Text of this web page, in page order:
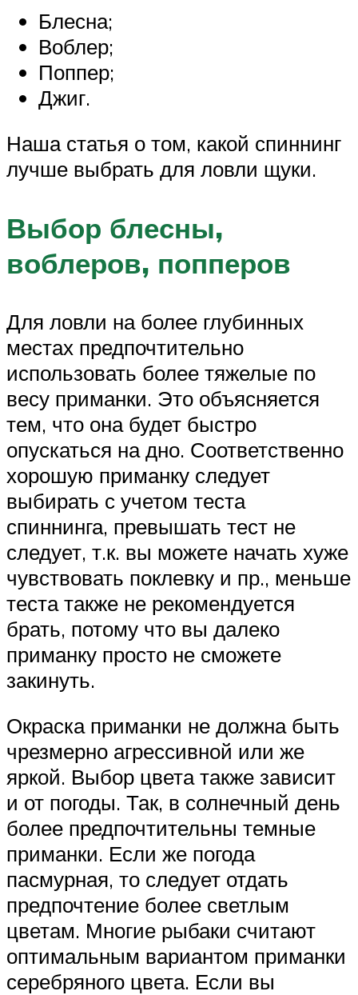
Блесна;
Воблер;
Поппер;
Джиг.
Наша статья о том, какой спиннинг
лучше выбрать для ловли щуки.
Выбор блесны,
воблеров, попперов
Для ловли на более глубинных
местах предпочтительно
использовать более тяжелые по
весу приманки. Это объясняется
тем, что она будет быстро
опускаться на дно. Соответственно
хорошую приманку следует
выбирать с учетом теста
спиннинга, превышать тест не
следует, т.к. вы можете начать хуже
чувствовать поклевку и пр., меньше
теста также не рекомендуется
брать, потому что вы далеко
приманку просто не сможете
закинуть.
Окраска приманки не должна быть
чрезмерно агрессивной или же
яркой. Выбор цвета также зависит
и от погоды. Так, в солнечный день
более предпочтительны темные
приманки. Если же погода
пасмурная, то следует отдать
предпочтение более светлым
цветам. Многие рыбаки считают
оптимальным вариантом приманки
серебряного цвета. Если вы